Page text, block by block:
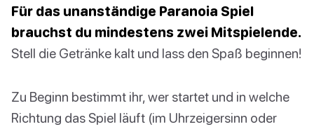
Für das unanständige Paranoia Spiel
brauchst du mindestens zwei Mitspielende.
Stell die Getränke kalt und lass den Spaß beginnen!
Zu Beginn bestimmt ihr, wer startet und in welche
Richtung das Spiel läuft (im Uhrzeigersinn oder